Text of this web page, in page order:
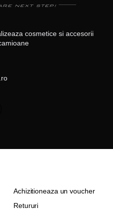
cosmetice si accesorii
Achizitioneaza un voucher
Retururi